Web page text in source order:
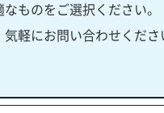
ものをご選択ください。
軽にお問い合わせくださ